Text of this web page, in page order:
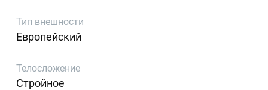
Тип внешности
Европейский
Телосложение
Стройное